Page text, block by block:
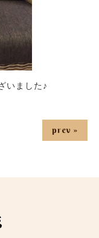
いました♪
prev »